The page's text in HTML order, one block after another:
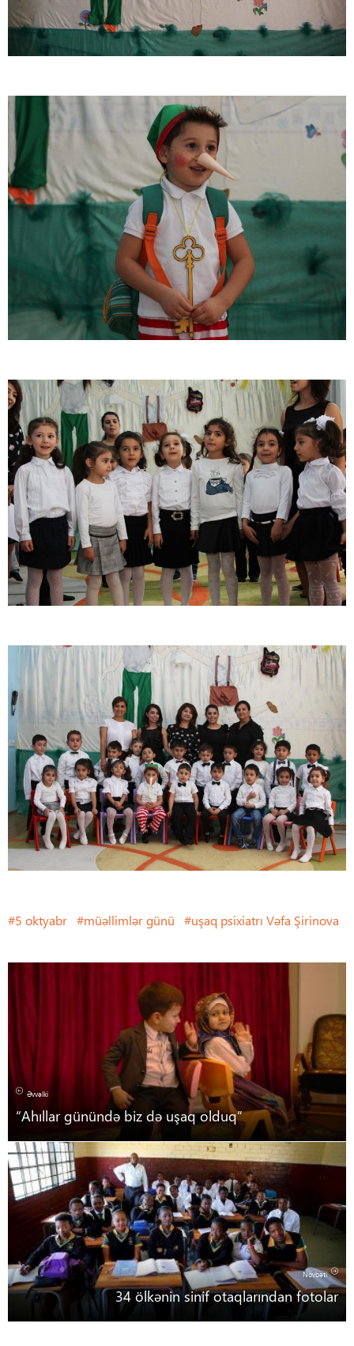
5 oktyabr müəllimlər günü uşaq psixiatrı Vəfa Şirinova
Əvvəlki
“Ahıllar günündə biz də uşaq olduq”
Növbəti
34 ölkənin sinif otaqlarından fotolar